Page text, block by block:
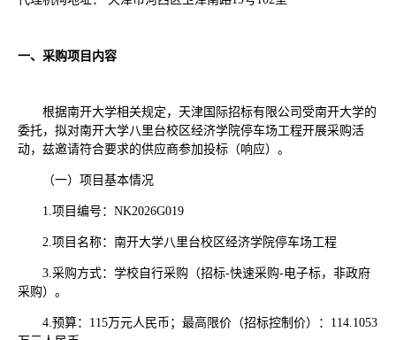
一、采购项目内容
根据南开大学相关规定，天津国际招标有限公司受南开大学的
委托，拟对南开大学八里台校区经济学院停车场工程开展采购活
动，兹邀请符合要求的供应商参加投标（响应）。
（一）项目基本情况
1.项目编号：NK2026G019
2.项目名称：南开大学八里台校区经济学院停车场工程
3.采购方式：学校自行采购（招标-快速采购-电子标，非政府
采购）。
4.预算：115万元人民币；最高限价（招标控制价）：114.1053